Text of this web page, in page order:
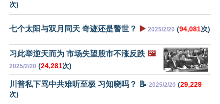
次)
七个太阳与双月同天 奇迹还是警世？ ▶️ 2025/2/20 (94,081次)
习此举逆天而为 市场失望股市不涨反跌 🖼️
2025/2/20 (24,281次)
川普私下骂中共难听至极 习知晓吗？ 📝 2025/2/20 (29,229
次)